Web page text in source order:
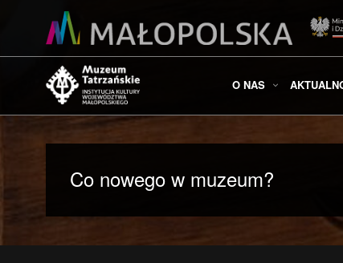
O NAS
Co nowego w muzeum?